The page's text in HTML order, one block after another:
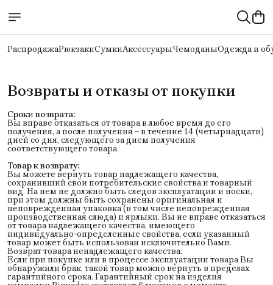
РаспродажаРюкзакиСумкиАксессуарыЧемоданыОдежда и
Возвраты и отказы от покупки
Сроки возврата:
Вы вправе отказаться от товара в любое время до его
получения, а после получения – в течение 14 (четырнадцати)
дней со дня, следующего за днем получения
соответствующего товара.
Товар к возврату:
Вы можете вернуть товар надлежащего качества,
сохранивший свои потребительские свойства и товарный
вид. На нем не должно быть следов эксплуатации и носки,
при этом должны быть сохранены оригинальная и
неповрежденная упаковка (в том числе неповрежденная
производственная слюда) и ярлыки. Вы не вправе отказаться
от товара надлежащего качества, имеющего
индивидуально-определенные свойства, если указанный
товар может быть использован исключительно Вами.
Возврат товара ненадлежащего качества:
Если при покупке или в процессе эксплуатации товара Вы
обнаружили брак, такой товар можно вернуть в пределах
гарантийного срока. Гарантийный срок на изделия